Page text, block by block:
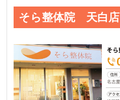
そら整体院 天白店